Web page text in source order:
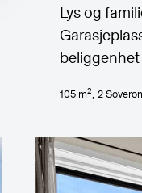
Lys og
105m2, 2